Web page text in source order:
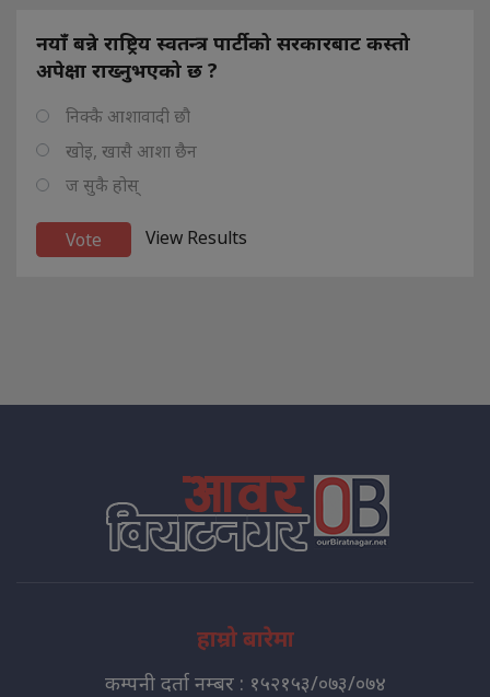
नयाँ बन्ने राष्ट्रिय स्वतन्त्र पार्टीको सरकारबाट कस्तो
अपेक्षा राख्नुभएको छ ?
निक्कै आशावादी छौ
खोइ, खासै आशा छैन
ज सुकै होस्
View Results
हाम्रो बारेमा
कम्पनी दर्ता नम्बर : १५२१५३/०७३/०७४